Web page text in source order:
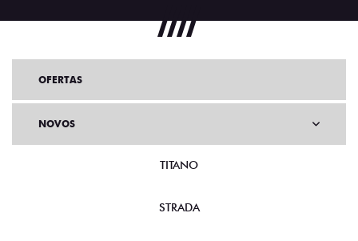
OFERTAS
NOVOS
TITANO
STRADA